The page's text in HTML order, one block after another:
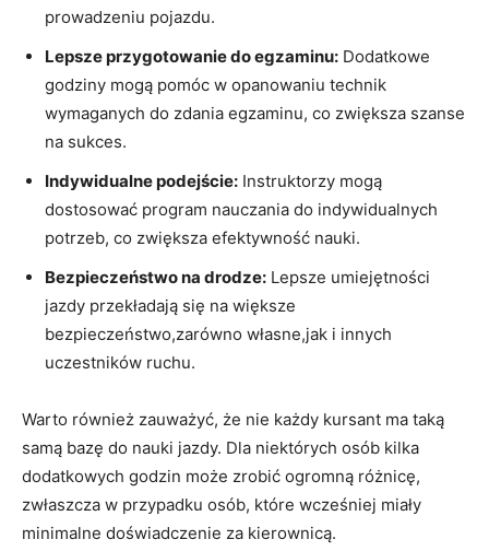
prowadzeniu pojazdu.
Lepsze przygotowanie do egzaminu: Dodatkowe
godziny mogą​ pomóc w opanowaniu technik
wymaganych⁤ do zdania egzaminu, ⁢co zwiększa szanse
na sukces.
Indywidualne⁤ podejście: Instruktorzy mogą
dostosować ​program nauczania do indywidualnych
potrzeb, co zwiększa efektywność nauki.
Bezpieczeństwo na drodze: Lepsze umiejętności
jazdy⁤ przekładają się na ⁤większe
bezpieczeństwo,zarówno⁢ własne,jak i innych
uczestników ruchu.
Warto również zauważyć, że nie każdy kursant ma taką
samą⁢ bazę do nauki⁢ jazdy. Dla niektórych osób kilka​
dodatkowych godzin może zrobić ogromną różnicę,
zwłaszcza w przypadku osób, które wcześniej miały
minimalne doświadczenie za kierownicą.